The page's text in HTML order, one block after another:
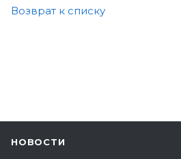
Возврат к списку
НОВОСТИ